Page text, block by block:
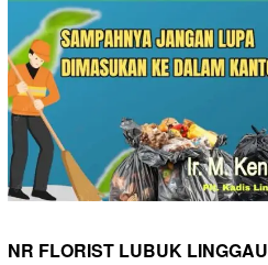
NR FLORIST LUBUK LINGGAU